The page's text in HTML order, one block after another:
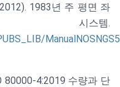
1983년 주 평면 좌
템.
80000-4:2019 수량과 단